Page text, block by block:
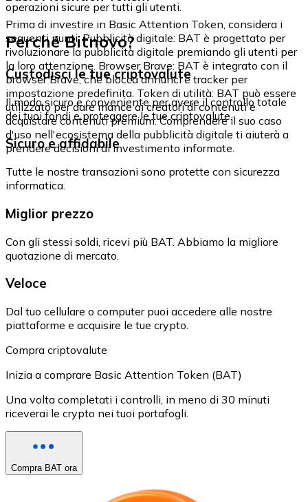
operazioni sicure per tutti gli utenti.
Prima di investire in Basic Attention Token, considera i
seguenti punti: Pubblicità digitale: BAT è progettato per
rivoluzionare la pubblicità digitale premiando gli utenti per
la loro attenzione. Browser Brave: BAT è integrato con il
browser Brave, che blocca annunci e tracker per
impostazione predefinita. Token di utilità: BAT può essere
utilizzato per dare mance ai creatori di contenuti e
acquistare contenuti premium. Comprendere il suo caso
d'uso nell'ecosistema della pubblicità digitale ti aiuterà a
prendere decisioni di investimento informate.
Perché Bitnovo?
Custodisci le tue criptovalute
Il modo sicuro e conveniente per avere il controllo totale
dei tuoi fondi e proteggere le tue criptovalute.
Sicuro e affidabile
Tutte le nostre transazioni sono protette con sicurezza
informatica.
Miglior prezzo
Con gli stessi soldi, ricevi più BAT. Abbiamo la migliore
quotazione di mercato.
Veloce
Dal tuo cellulare o computer puoi accedere alle nostre
piattaforme e acquisire le tue crypto.
Compra criptovalute
Inizia a comprare Basic Attention Token (BAT)
Una volta completati i controlli, in meno di 30 minuti
riceverai le crypto nei tuoi portafogli.
Compra BAT ora